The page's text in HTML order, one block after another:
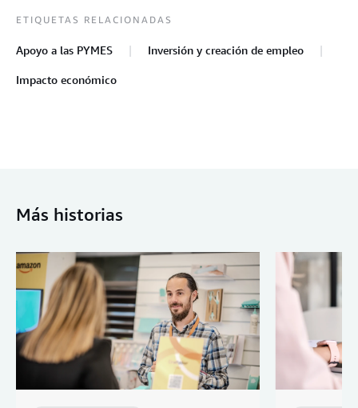
ETIQUETAS RELACIONADAS
Apoyo a las PYMES Inversión y creación de empleo
Impacto económico
Más historias